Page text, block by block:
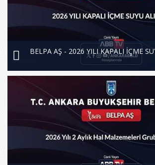
BELPA AŞ - 2026 YILI KAPALI İÇME